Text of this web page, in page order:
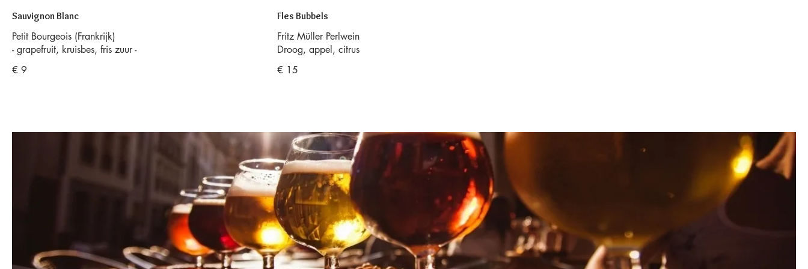
Sauvignon Blanc
Petit Bourgeois (Frankrijk)
€ 9
Fles Bubbels
Fritz Müller Perlwein
Droog, appel, citrus
€ 15